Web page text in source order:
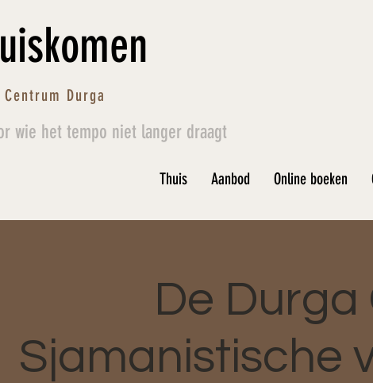
Durga
wie het tempo niet langer draagt
Thuis Aanbod Online boeken
De Durga
Sjamanistische